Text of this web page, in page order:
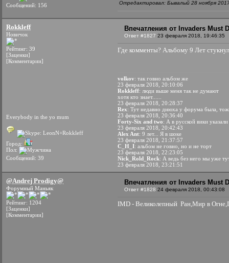
Сообщений: 156 Отредактировал: Бывалый 28 ноября
Rokkleff
Новичок
Рейтинг: 39
[Заценки]
[Комментарии]
Everybody in the yo mum
Город:
Пол:
Сообщений: 39
Впечатления от Invaders Must
Ответ #1827 23 февраля 2018, 19:46:35
Где комменты? Альбому 9 Лет
volkov: так говно альбом же
23 февраля 2018, 20:10:06
Rokkleff: люди выше меня так не думают
хотя кто знает......
23 февраля 2018, 20:28:37
Rex: Тут недавно днюха у форума была,
23 февраля 2018, 20:36:40
Forty-Six and two: А в русской вики
23 февраля 2018, 20:42:43
Alex Ant: 9 лет... Я в шоке
23 февраля 2018, 21:37:57
C_H_I: альбом не говно, но и не торт
23 февраля 2018, 22:23:05
Nick_Rold_Rock: А ведь без него мы уже
23 февраля 2018, 23:21:51
@Andrej Prodigy@
Форумный Маньяк
Рейтинг: 1204
[Заценки]
[Комментарии]
Впечатления от Invaders Must
Ответ #1828 24 февраля 2018, 00:43:08
IMD - Великолепный Ран,Мир в